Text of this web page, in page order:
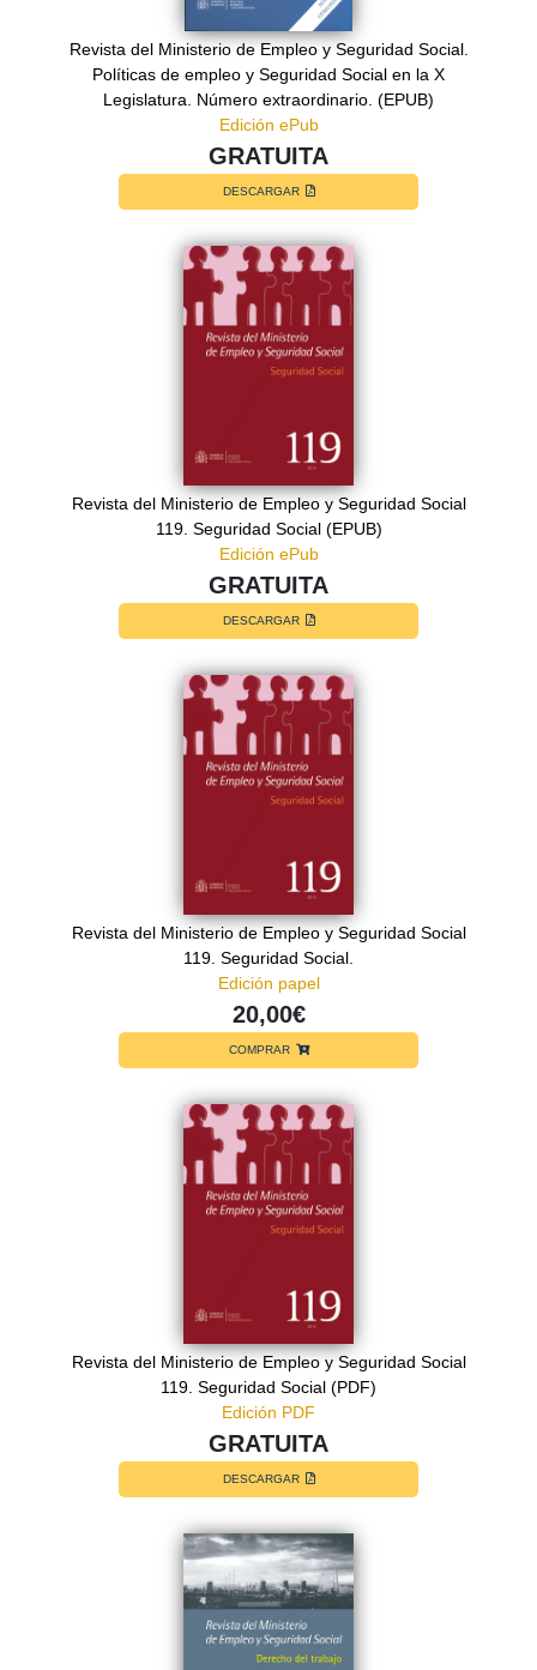
Revista del Ministerio de Empleo y Seguridad Social.
Políticas de empleo y Seguridad Social en la X
Legislatura. Número extraordinario. (EPUB)
Edición ePub
GRATUITA
DESCARGAR
Revista del Ministerio de Empleo y Seguridad Social
119. Seguridad Social (EPUB)
Edición ePub
GRATUITA
DESCARGAR
Revista del Ministerio de Empleo y Seguridad Social
119. Seguridad Social.
Edición papel
20,00€
COMPRAR
Revista del Ministerio de Empleo y Seguridad Social
119. Seguridad Social (PDF)
Edición PDF
GRATUITA
DESCARGAR